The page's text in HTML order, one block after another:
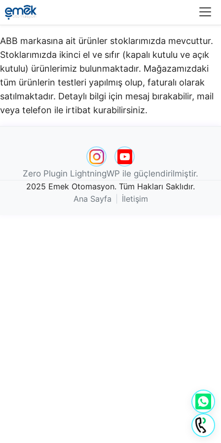
ABB markasına ait ürünler stoklarımızda mevcuttur.
Stoklarımızda ikinci el ve sıfır (kapalı kutulu ve açık
kutulu) ürünlerimiz bulunmaktadır.​ Mağazamızdaki
tüm ürünlerin testleri yapılmış olup, faturalı olarak
satılmaktadır. Detaylı bilgi için mesaj bırakabilir, mail
veya telefon ile irtibat kurabilirsiniz.
Zero Plugin LightningWP ile güçlendirilmiştir.
2025 Emek Otomasyon. Tüm Hakları Saklıdır.
Ana Sayfa
İletişim